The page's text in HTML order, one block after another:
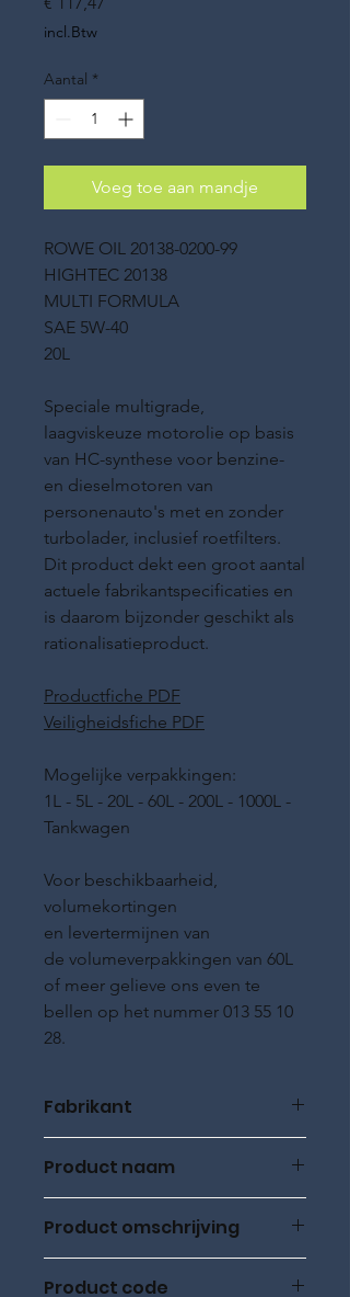
incl.Btw
Aantal *
Voeg toe aan mandje
ROWE OIL 20138-0200-99
HIGHTEC 20138
MULTI FORMULA
SAE 5W-40
20L
Speciale multigrade,
laagviskeuze motorolie op basis
van HC-synthese voor benzine-
en dieselmotoren van
personenauto's met en zonder
turbolader, inclusief roetfilters.
Dit product dekt een groot aantal
actuele fabrikantspecificaties en
is daarom bijzonder geschikt als
rationalisatieproduct.
Productfiche PDF
Veiligheidsfiche PDF
Mogelijke verpakkingen:
1L - 5L - 20L - 60L - 200L - 1000L -
Tankwagen
Voor beschikbaarheid,
volumekortingen
en levertermijnen van
de volumeverpakkingen van 60L
of meer gelieve ons even te
bellen op het nummer 013 55 10
28.
Fabrikant
Product naam
Product omschrijving
Product code